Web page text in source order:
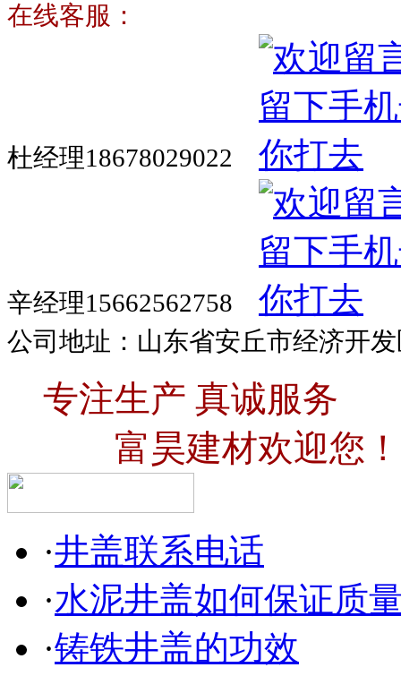
在线客服：
杜经理18678029022
辛经理15662562758
公司地址：山东省安丘市经济开
专注生产 真诚服务
富昊建材欢迎您！
·井盖联系电话
·水泥井盖如何保证质
·铸铁井盖的功效